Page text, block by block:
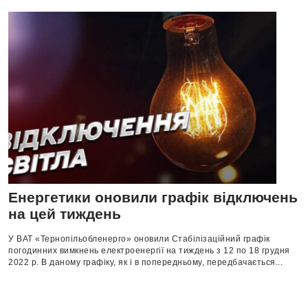
Енергетики оновили графік відключень
на цей тиждень
У ВАТ «Тернопільобленерго» оновили Стабілізаційний графік
погодинних вимкнень електроенергії на тиждень з 12 по 18 грудня
2022 р. В даному графіку, як і в попередньому, передбачається...